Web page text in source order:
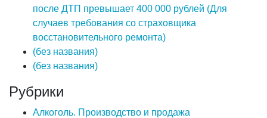
после ДТП превышает 400 000 рублей (Для
случаев требования со страховщика
восстановительного ремонта)
(без названия)
(без названия)
Рубрики
Алкоголь. Производство и продажа